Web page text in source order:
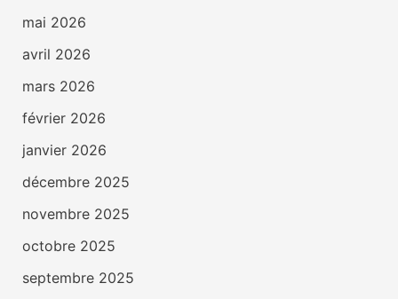
mai 2026
avril 2026
mars 2026
février 2026
janvier 2026
décembre 2025
novembre 2025
octobre 2025
septembre 2025